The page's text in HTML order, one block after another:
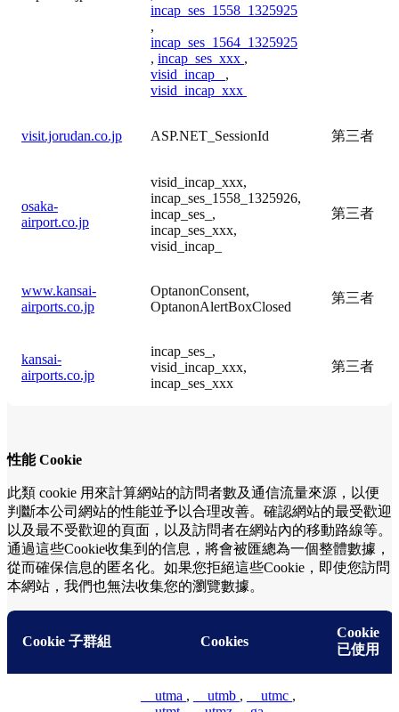
incap_ses_1558_1325925
,
incap_ses_1564_1325925
, incap_ses_xxx ,
visid_incap_ ,
visid_incap_xxx
visit.jorudan.co.jp ASP.NET_SessionId 第三者
osaka-
airport.co.jp
visid_incap_xxx,
incap_ses_1558_1325926,
incap_ses_,
incap_ses_xxx,
visid_incap_
第三者
www.kansai-
airports.co.jp
OptanonConsent,
OptanonAlertBoxClosed
第三者
kansai-
airports.co.jp
incap_ses_,
visid_incap_xxx,
incap_ses_xxx
第三者
性能 Cookie
此類 cookie 用來計算網站的訪問者數及通信流量來源，以便
判斷本公司網站的性能並予以合理改善。確認網站的最受歡迎
以及最不受歡迎的頁面，以及訪問者在網站內的移動路線等。
通過這些Cookie收集到的信息，將會被匯總為一個整體數據，
從而確保信息的匿名化。如果您拒絕這些Cookie，即使您訪問
本網站，我們也無法收集您的瀏覽數據。
Cookie 子群組 Cookies
Cookie
已使用
__utma , __utmb , __utmc ,